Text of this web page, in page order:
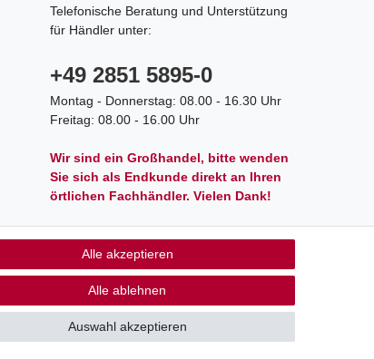
Telefonische Beratung und Unterstützung
für Händler unter:
+49 2851 5895-0
Montag - Donnerstag: 08.00 - 16.30 Uhr
Freitag: 08.00 - 16.00 Uhr
Wir sind ein Großhandel, bitte wenden
Sie sich als Endkunde direkt an Ihren
örtlichen Fachhändler. Vielen Dank!
Alle akzeptieren
Alle ablehnen
Auswahl akzeptieren